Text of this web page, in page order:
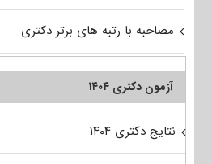
مصاحبه با رتبه های برتر دکتری
آزمون دکتری ۱۴۰۴
نتایج دکتری ۱۴۰۴